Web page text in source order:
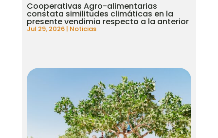
Cooperativas Agro-alimentarias
constata similitudes climáticas en la
presente vendimia respecto a la anterior
Jul 29, 2026| Noticias